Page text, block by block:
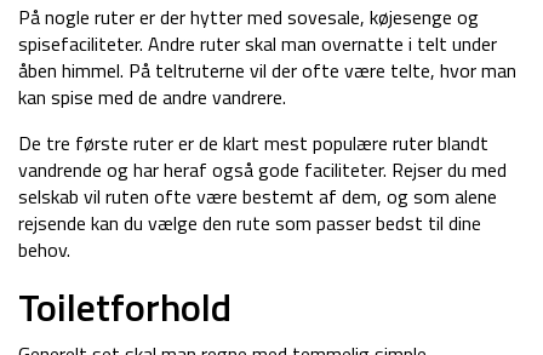
På nogle ruter er der hytter med sovesale, køjesenge og
spisefaciliteter. Andre ruter skal man overnatte i telt under
åben himmel. På teltruterne vil der ofte være telte, hvor man
kan spise med de andre vandrere.
De tre første ruter er de klart mest populære ruter blandt
vandrende og har heraf også gode faciliteter. Rejser du med
selskab vil ruten ofte være bestemt af dem, og som alene
rejsende kan du vælge den rute som passer bedst til dine
behov.
Toiletforhold